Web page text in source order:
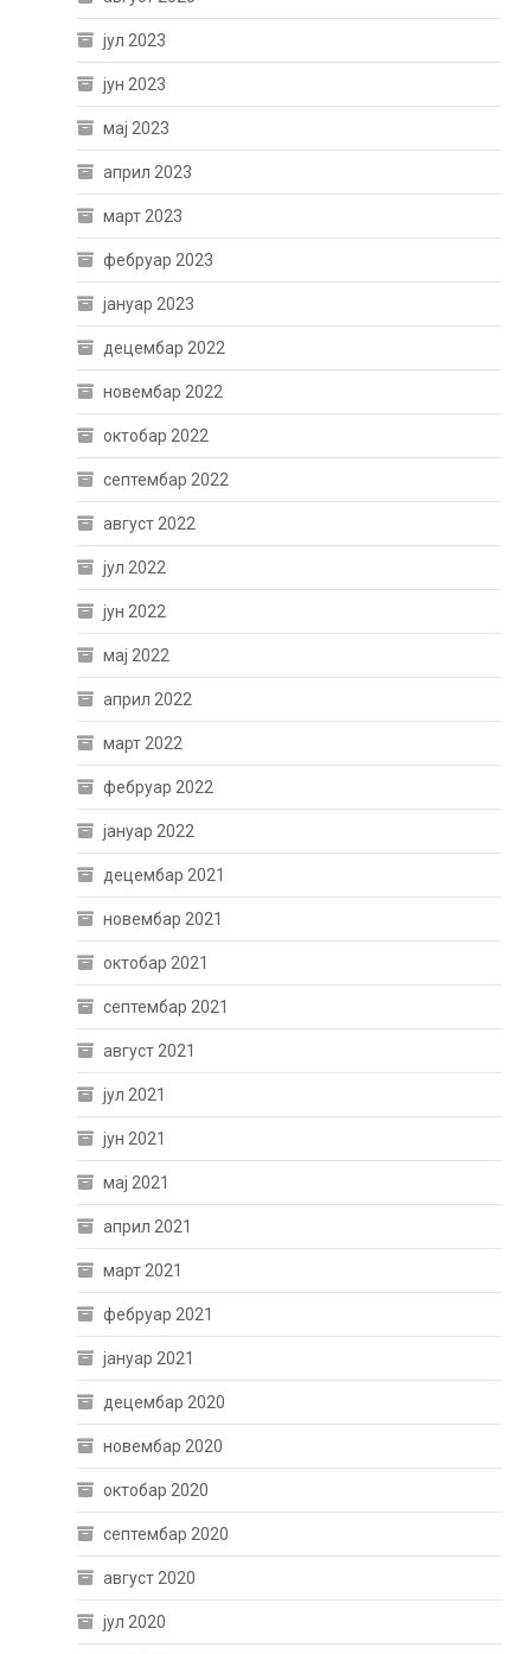
јул 2023
јун 2023
мај 2023
април 2023
март 2023
фебруар 2023
јануар 2023
децембар 2022
новембар 2022
октобар 2022
септембар 2022
август 2022
јул 2022
јун 2022
мај 2022
април 2022
март 2022
фебруар 2022
јануар 2022
децембар 2021
новембар 2021
октобар 2021
септембар 2021
август 2021
јул 2021
јун 2021
мај 2021
април 2021
март 2021
фебруар 2021
јануар 2021
децембар 2020
новембар 2020
октобар 2020
септембар 2020
август 2020
јул 2020